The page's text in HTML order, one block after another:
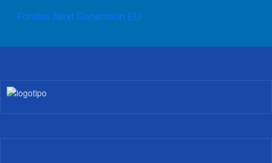
Fondos Next Generation EU
Imagen